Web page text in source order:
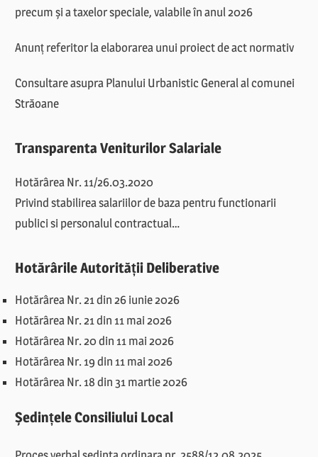
precum și a taxelor speciale, valabile în anul 2026
Anunț referitor la elaborarea unui proiect de act normativ
Consultare asupra Planului Urbanistic General al comunei
Străoane
Transparenta Veniturilor Salariale
Hotărârea Nr. 11/26.03.2020
Privind stabilirea salariilor de baza pentru functionarii
publici si personalul contractual…
Hotărârile Autorității Deliberative
Hotărârea Nr. 21 din 26 iunie 2026
Hotărârea Nr. 21 din 11 mai 2026
Hotărârea Nr. 20 din 11 mai 2026
Hotărârea Nr. 19 din 11 mai 2026
Hotărârea Nr. 18 din 31 martie 2026
Ședințele Consiliului Local